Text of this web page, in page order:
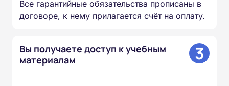
Все гарантийные обязательства прописаны в
договоре, к нему прилагается счёт на оплату.
Вы получаете доступ к учебным
материалам
3